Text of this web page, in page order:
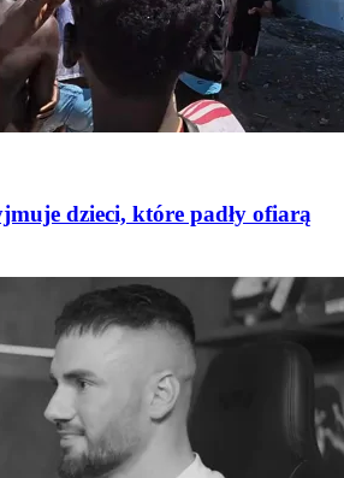
dzieci, które padły ofiarą